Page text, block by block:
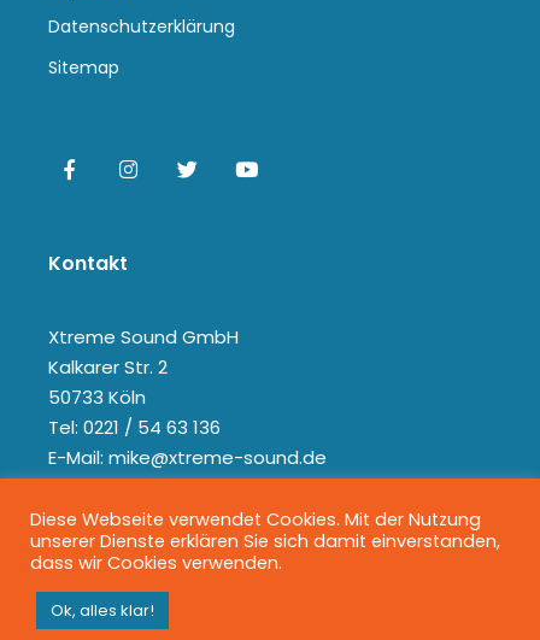
Datenschutzerklärung
Sitemap
Kontakt
Xtreme Sound GmbH
Kalkarer Str. 2
50733 Köln
Tel: 0221 / 54 63 136
E-Mail: mike@xtreme-sound.de
Diese Webseite verwendet Cookies. Mit der Nutzung
unserer Dienste erklären Sie sich damit einverstanden,
dass wir Cookies verwenden.
Ok, alles klar!